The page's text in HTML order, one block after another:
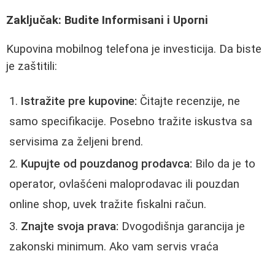
Zaključak: Budite Informisani i Uporni
Kupovina mobilnog telefona je investicija. Da biste
je zaštitili:
Istražite pre kupovine: Čitajte recenzije, ne
samo specifikacije. Posebno tražite iskustva sa
servisima za željeni brend.
Kupujte od pouzdanog prodavca: Bilo da je to
operator, ovlašćeni maloprodavac ili pouzdan
online shop, uvek tražite fiskalni račun.
Znajte svoja prava: Dvogodišnja garancija je
zakonski minimum. Ako vam servis vraća